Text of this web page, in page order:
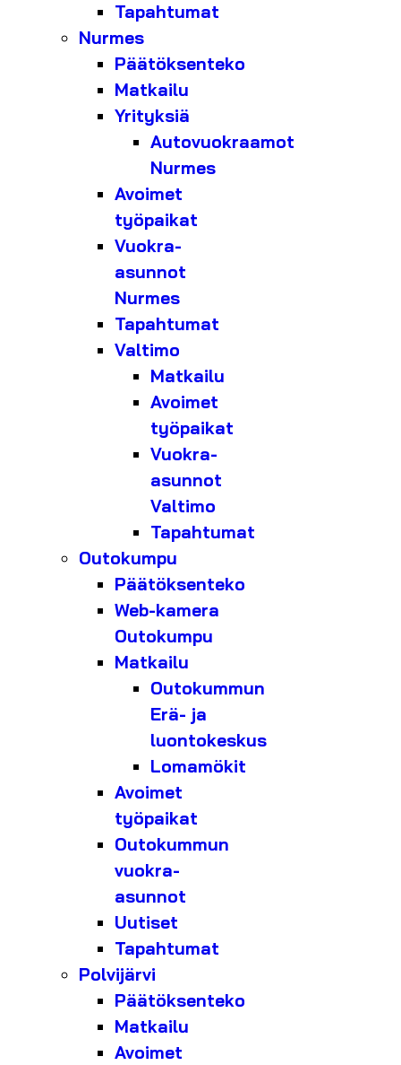
Tapahtumat
Nurmes
Päätöksenteko
Matkailu
Yrityksiä
Autovuokraamot
Nurmes
Avoimet
työpaikat
Vuokra-
asunnot
Nurmes
Tapahtumat
Valtimo
Matkailu
Avoimet
työpaikat
Vuokra-
asunnot
Valtimo
Tapahtumat
Outokumpu
Päätöksenteko
Web-kamera
Outokumpu
Matkailu
Outokummun
Erä- ja
luontokeskus
Lomamökit
Avoimet
työpaikat
Outokummun
vuokra-
asunnot
Uutiset
Tapahtumat
Polvijärvi
Päätöksenteko
Matkailu
Avoimet